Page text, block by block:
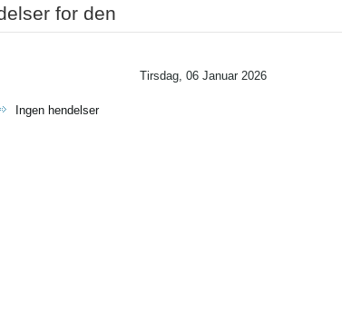
for den
Tirsdag, 06 Januar 2026
Ingen hendelser